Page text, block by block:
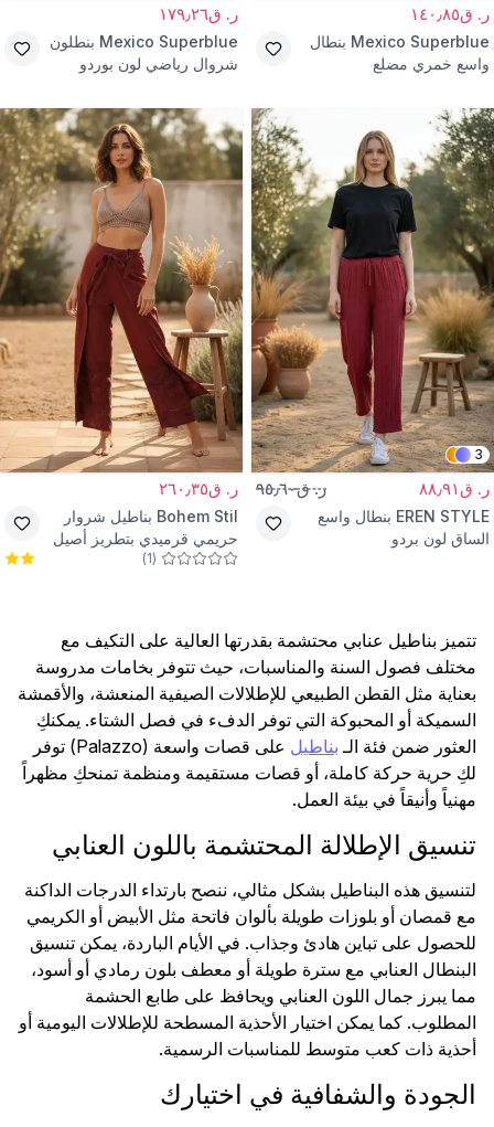
ر. ق١٤٠٫٨٥
Mexico Superblue بنطال
واسع خمري مضلع
ر. ق١٧٩٫٢٦
Mexico Superblue بنطلون
شروال رياضي لون بوردو
3
ر. ق٨٨٫٩١ ر. ق٩٥٫٦٠
EREN STYLE بنطال واسع
الساق لون بردو
ر. ق٢٦٠٫٣٥
Bohem Stil بناطيل شروار
حريمي قرميدي بتطريز أصيل
(
1
)
تتميز بناطيل عنابي محتشمة بقدرتها العالية على التكيف مع
مختلف فصول السنة والمناسبات، حيث تتوفر بخامات مدروسة
بعناية مثل القطن الطبيعي للإطلالات الصيفية المنعشة، والأقمشة
السميكة أو المحبوكة التي توفر الدفء في فصل الشتاء. يمكنكِ
العثور ضمن فئة الـ بناطيل
على قصات واسعة (Palazzo) توفر
لكِ حرية حركة كاملة، أو قصات مستقيمة ومنظمة تمنحكِ مظهراً
مهنياً وأنيقاً في بيئة العمل.
تنسيق الإطلالة المحتشمة باللون العنابي
لتنسيق هذه البناطيل بشكل مثالي، ننصح بارتداء الدرجات الداكنة
مع قمصان أو بلوزات طويلة بألوان فاتحة مثل الأبيض أو الكريمي
للحصول على تباين هادئ وجذاب. في الأيام الباردة، يمكن تنسيق
البنطال العنابي مع سترة طويلة أو معطف بلون رمادي أو أسود،
مما يبرز جمال اللون العنابي ويحافظ على طابع الحشمة
المطلوب. كما يمكن اختيار الأحذية المسطحة للإطلالات اليومية أو
أحذية ذات كعب متوسط للمناسبات الرسمية.
الجودة والشفافية في اختيارك